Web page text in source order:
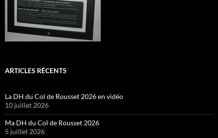
ARTICLES RÉCENTS
La DH du Col de Rousset 2026 en vidéo
10 juillet 2026
Ma DH du Col de Rousset 2026
5 juillet 2026